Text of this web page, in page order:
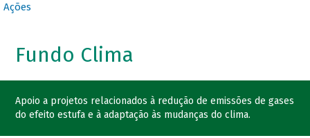
Ações
Fundo Clima
Apoio a projetos relacionados à redução de emissões de gases
do efeito estufa e à adaptação às mudanças do clima.